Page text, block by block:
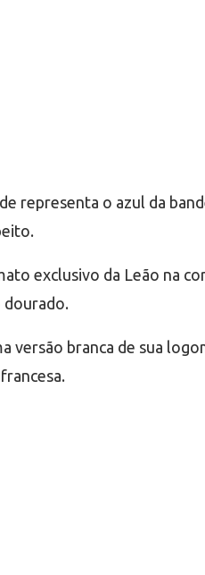
representa o azul da
exclusivo da Leão na
dourado.
versão branca de sua